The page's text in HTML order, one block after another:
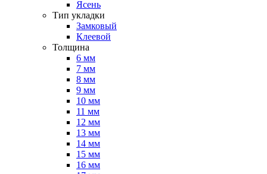
Ясень
Тип укладки
Замковый
Клеевой
Толщина
6 мм
7 мм
8 мм
9 мм
10 мм
11 мм
12 мм
13 мм
14 мм
15 мм
16 мм